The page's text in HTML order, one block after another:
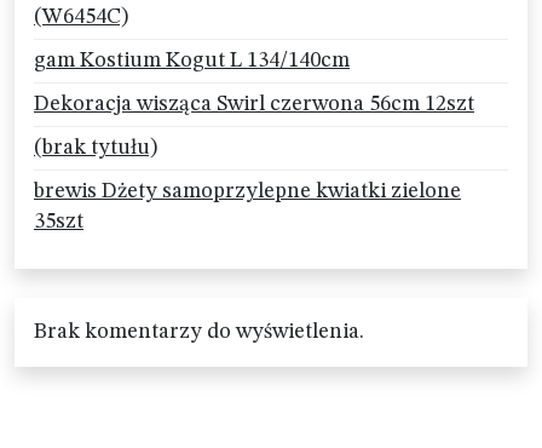
(W6454C)
gam Kostium Kogut L 134/140cm
Dekoracja wisząca Swirl czerwona 56cm 12szt
(brak tytułu)
brewis Dżety samoprzylepne kwiatki zielone
35szt
Brak komentarzy do wyświetlenia.